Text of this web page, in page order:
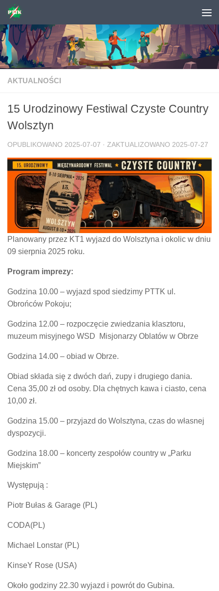
Skip to content
AKTUALNOŚCI
15 Urodzinowy Festiwal Czyste Country
Wolsztyn
OPUBLIKOWANO 2025-07-07 · ZAKTUALIZOWANO 2025-07-27
Planowany przez KT1 wyjazd do Wolsztyna i okolic w dniu
09 sierpnia 2025 roku.
Program imprezy:
Godzina 10.00 – wyjazd spod siedzimy PTTK ul.
Obrońców Pokoju;
Godzina 12.00 – rozpoczęcie zwiedzania klasztoru,
muzeum misyjnego WSD Misjonarzy Oblatów w Obrze
Godzina 14.00 – obiad w Obrze.
Obiad składa się z dwóch dań, zupy i drugiego dania.
Cena 35,00 zł od osoby. Dla chętnych kawa i ciasto, cena
10,00 zł.
Godzina 15.00 – przyjazd do Wolsztyna, czas do własnej
dyspozycji.
Godzina 18.00 – koncerty zespołów country w „Parku
Miejskim”
Występują :
Piotr Bułas & Garage (PL)
CODA(PL)
Michael Lonstar (PL)
KinseY Rose (USA)
Około godziny 22.30 wyjazd i powrót do Gubina.